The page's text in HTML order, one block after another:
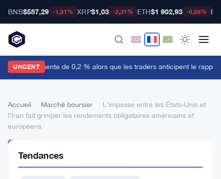
BNB$587,29 -1,21% XRP$1,03 -2,31% ETH$1 902,93 -0,28%
URGENT
dollar augmente de 0,2 % alors que les traders anticipent le
Accueil Marché boursier
L’impasse entre les États-Unis et
l’Iran fait grimper les rendements obligataires américains et
européens
BOURSIER
Tendances